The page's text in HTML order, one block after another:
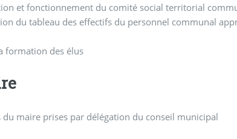
et fonctionnement du comité social territorial
du tableau des effectifs du personnel communal
formation des élus
du maire prises par délégation du conseil municipal